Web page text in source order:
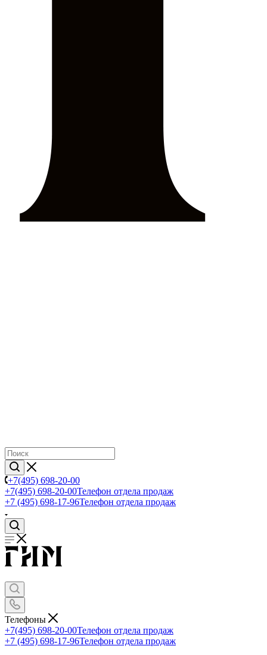
+7(495) 698-20-00
+7(495) 698-20-00Телефон отдела продаж
+7 (495) 698-17-96Телефон отдела продаж
Телефоны
+7(495) 698-20-00Телефон отдела продаж
+7 (495) 698-17-96Телефон отдела продаж